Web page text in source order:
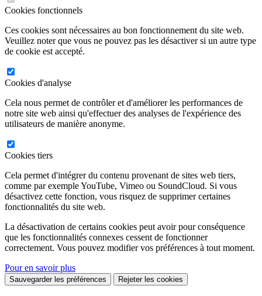
Cookies fonctionnels
Ces cookies sont nécessaires au bon fonctionnement du site web.
Veuillez noter que vous ne pouvez pas les désactiver si un autre type
de cookie est accepté.
Cookies d'analyse
Cela nous permet de contrôler et d'améliorer les performances de
notre site web ainsi qu'effectuer des analyses de l'expérience des
utilisateurs de manière anonyme.
Cookies tiers
Cela permet d'intégrer du contenu provenant de sites web tiers,
comme par exemple YouTube, Vimeo ou SoundCloud. Si vous
désactivez cette fonction, vous risquez de supprimer certaines
fonctionnalités du site web.
La désactivation de certains cookies peut avoir pour conséquence
que les fonctionnalités connexes cessent de fonctionner
correctement. Vous pouvez modifier vos préférences à tout moment.
Pour en savoir plus
Sauvegarder les préférences Rejeter les cookies